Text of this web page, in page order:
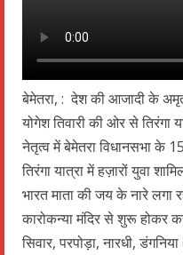
बेमेतरा, : देश की आजादी के
योगेश तिवारी की ओर से तिरंगा
नेतृत्व में बेमेतरा विधानसभा के
तिरंगा यात्रा में हज़ारों युवा
भारत माता की जय के नारे लगा
कारोकन्या मंदिर से शुरू होकर
सिवार, परपोड़ा, नारधी,